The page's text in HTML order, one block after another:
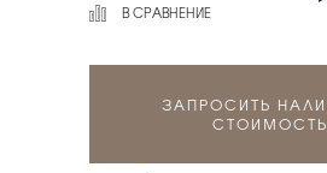
В СРАВНЕНИЕ
ЗАПРОСИТЬ
СТОИМОСТЬ